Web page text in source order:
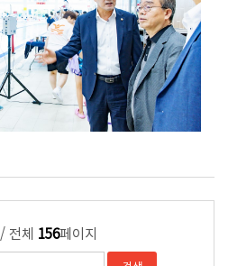
/ 전체 156페이지